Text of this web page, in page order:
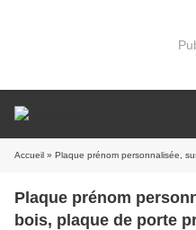
Accueil » Plaque prénom personnalisée, suspension en bois,
Plaque prénom
bois, plaque de porte